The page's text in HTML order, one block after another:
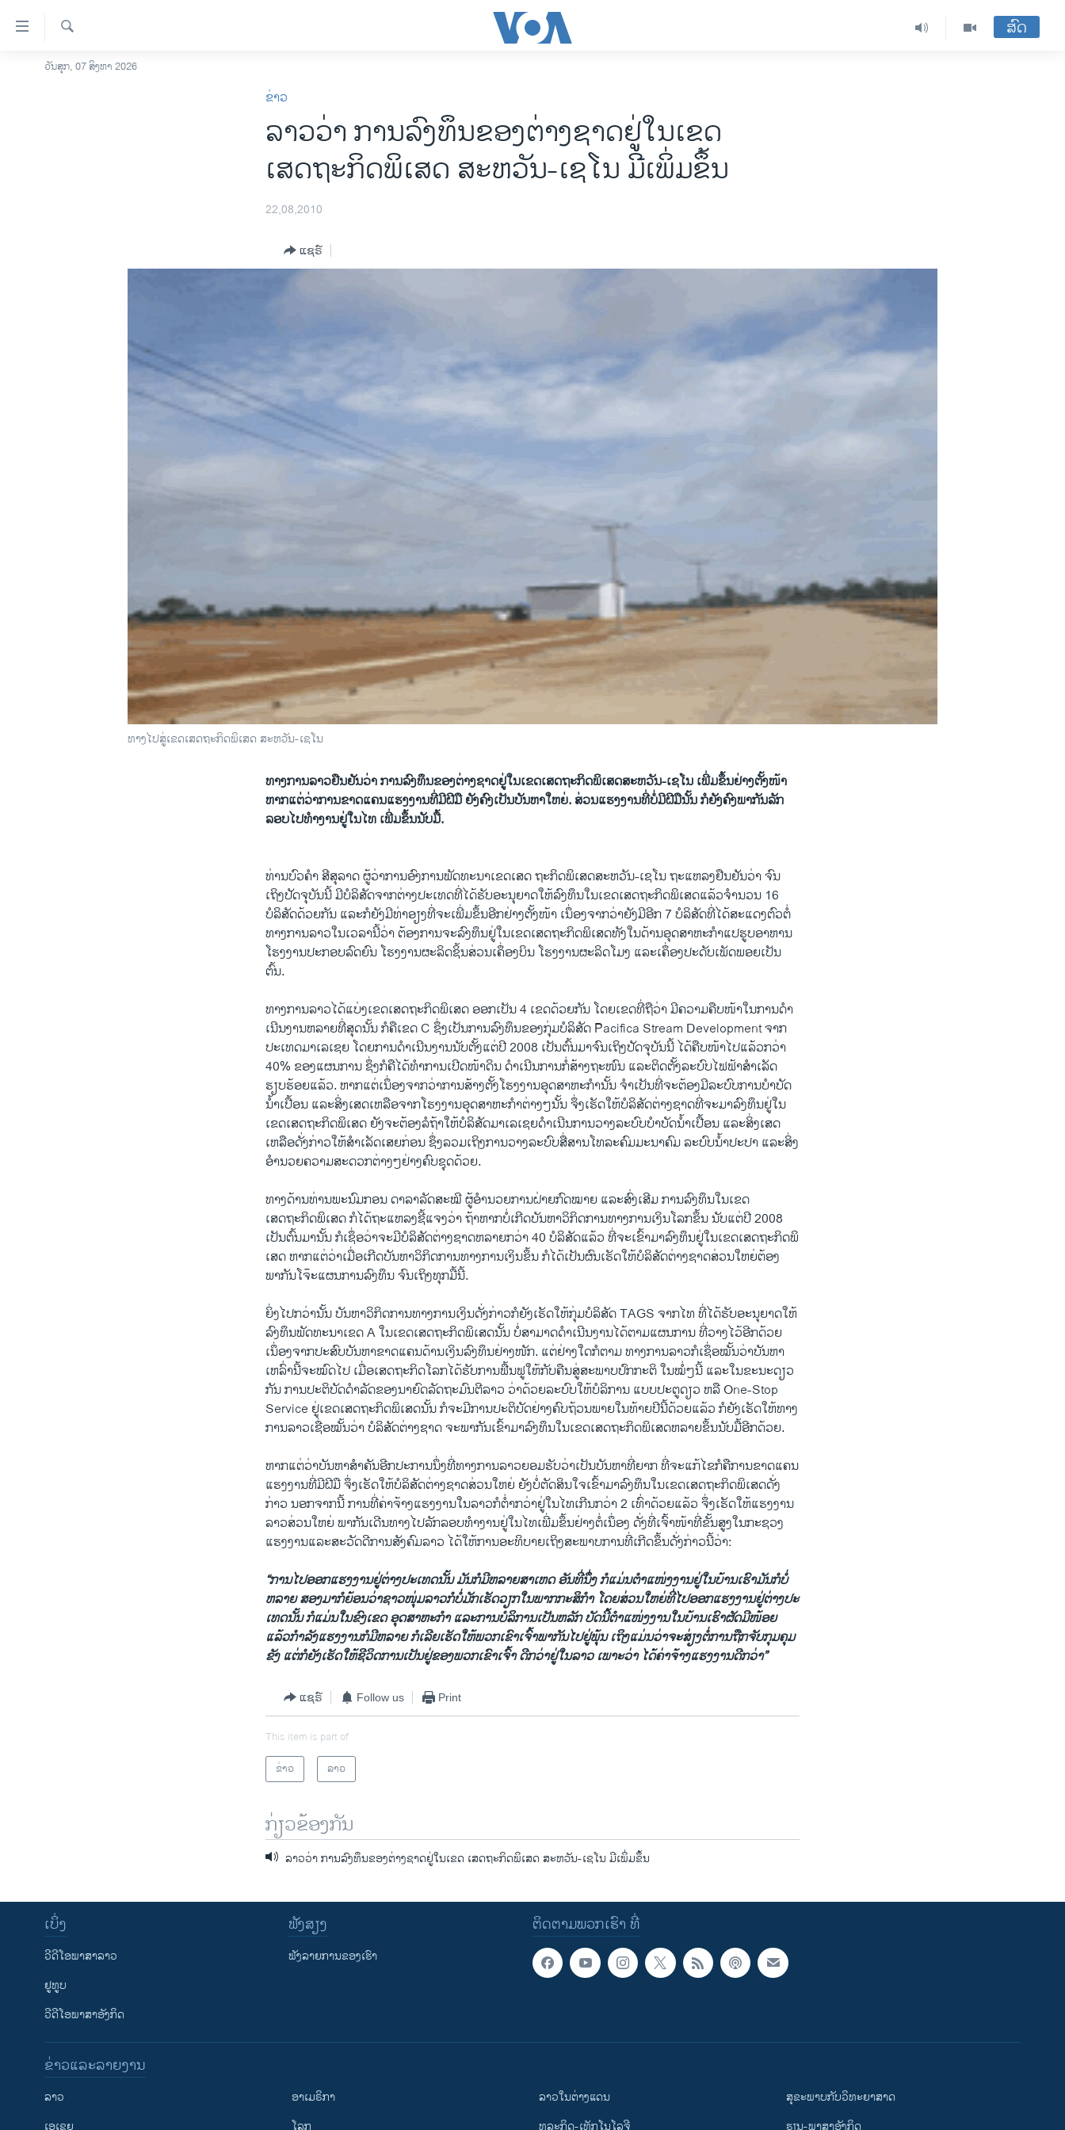
ລິ້ງ
ສຳຫລັບ
ໂຮມເພຈ
ວິທະຍາສາດ-ເທັກໂນໂລຈີ
ຄົ້ນຫາ
ສົດ
ວັນສຸກ, 07 ສິງຫາ 2026
ຂ່າວ
ລາວວ່າ ການລົງທຶນຂອງຕ່າງຊາດຢູ່ໃນເຂດ
ເສດຖະກິດພິເສດ ສະຫວັນ-ເຊໂນ ມີເພິ່ມຂຶ້ນ
22,08,2010
ແຊຣ໌
ທາງໄປສູ່ເຂດເສດຖະກິດພິເສດ ສະຫວັນ-ເຊໂນ
ທາງ​ການ​ລາວ​ຢືນຢັນ​ວ່າ ການ​ລົງ​ທຶນ​ຂອງ​ຕ່າງ​ຊາດ​ຢູ່​ໃນ​ເຂດ​​ເສດຖະກິດ​ພິ​ເສດ​ສະຫວັນ-​ເຊ​ໂນ ​ເພີ່ມ​ຂຶ້ນຢ່າງ​ຕັ້ງໜ້າ
ຫາກ​ແຕ່​ວ່າການ​ຂາດ​ແຄນ​ແຮງ​ງານ​ທີ່​ມີ​ຝີ​ມື ຍັງ​ຄົງ​ເປັນ​ບັນຫາ​ໃຫຍ່. ສ່ວນ​ແຮງ​ງານ​ທີ່ບໍ່​ມີ​ຝີ​ມື​ນັ້ນ ​ກໍ​ຍັງ​ຄົງ​ພາກັນ​ລັກ
ລອບ​ໄປ​ທໍາ​ງານ​ຢູ່ໃນ​ໄທ ​ເພີ່ມ​ຂຶ້ນນັບ​ມື້.
ທ່ານ​ບົວ​ຄໍາ ສີ​ສຸລາ​ດ ຜູ້ວ່າການ​ອົງການ​ພັດທະນາ​ເຂດ​ເສ​ດ ຖະກິດ​ພິ​ເສດ​ສະຫວັນ-​ເຊ​ໂນ ຖະ​ແຫລ​ງຢືນຢັນ​ວ່າ ຈົນ​
ເຖິງ​ປັດຈຸ​ບັນ​ນີ້ ມີ​ບໍລິສັດ​ຈາກ​ຕ່າງປະ​ເທດ​ທີ່​ໄດ້​ຮັບ​ອະນຸຍາດ​ໃຫ້​ລົງທຶນ​ໃນ​ເຂດ​ເສດຖະກິດ​ພິ​ເສດ​ແລ້ວ​ຈໍານວນ 16
ບໍລິສັດ​ດ້ວຍ​ກັນ ​ແລະ​ກໍ​ຍັງ​ມີ​ທ່າ​ອຽງ​ທີ່​ຈະ​ເພີ່ມ​ຂຶ້ນອີກ​ຢ່າງ​ຕັ້ງໜ້າ ​ເນຶ່ອງຈາກ​ວ່າ​ຍັງ​ມີ​ອີກ 7 ບໍລິສັດ​ທີ່​ໄດ້​ສະ​ແດງ​ຕົວ​ຕໍ່​
ທາງ​ການ​ລາວ​ໃນ​ເວລາ​ນີ້​ວ່າ ​ຕ້ອງ​ການ​ຈະ​ລົງທຶນ​ຢູ່​ໃນ​ເຂດເສ​ດຖະກິດ​ພິ​ເສດ​ທັງ​ໃນ​ດ້ານ​ອຸດສາ​ຫະກໍາ​ແປ​ຮູບ​ອາຫານ ​
ໂຮງງານ​ປະກອບ​ລົດຍົນ ​ໂຮງງານ​ຜະ​ລິດ​ຊິ້ນ​ສ່ວນ​ເຄຶ່ອງບິນ ​ໂຮງງານ​ຜະລິດ​ໂມງ ​ແລະ​ເຄຶ່ອງປະດັບ​ເພັດ​ພອຍ​ເປັນ​
ຕົ້ນ.
ທາງ​ການ​ລາວ​ໄດ້​ແບ່ງ​ເຂດ​ເສດຖະກິດ​ພິ​ເສດ ​ອອກ​ເປັນ 4 ​ເຂດ​ດ້ວຍ​ກັນ ​ໂດຍ​ເຂດ​ທີ່​ຖື​ວ່າ ​ມີ​ຄວາມ​ຄື​ບໜ້າ​ໃນ​ການ​ດຳ​
ເນີນ​ງານ​ຫລາຍ​ທີ່​ສຸດ​ນັ້ນ ກໍ​ຄື​ເຂດ C ຊຶ່ງ​ເປັນ​ການ​ລົງທຶນ​ຂອງ​ກຸ່ມ​ບໍລິສັດ Pacifica Stream Development ຈາກ​
ປະ​ເທດ​ມາ​ເລເຊຍ ​ໂດຍ​ການ​ດຳ​ເນີນ​ງານ​ນັບ​ຕັ້ງ​ແຕ່​ປີ 2008 ​ເປັນ​ຕົ້ນ​ມາ​ຈົນ​ເຖິງ​ປັດຈຸບັນ​ນີ້ ​ໄດ້​ຄືບ​ໜ້າ​ໄປ​ແລ້ວກວ່າ
40% ຂອງ​ແຜນການ ຊຶ່ງ​ກໍ​ຄື​ໄດ້​ທຳ​ການ​ເປີດ​ໜ້າດິນ ດຳ​ເນີນ​ການກໍ່ສ້າງ​ຖະໜົນ ​ແລະ​ຕິດ​ຕັ້ງ​ລະບົບ​ໄຟຟ້າສໍາ​ເລັດ​
ຮຽບຮ້ອຍ​ແລ້ວ. ຫາກ​ແຕ່​ເນຶ່ອງຈາກ​ວ່າການ​ສ້າງ​ຕັ້ງ​ໂຮງງານ​ອຸດສາຫະກໍາ​ນັ້ນ ຈໍາ​ເປັນ​ທີ່​ຈະ​ຕ້ອງ​ມີ​ລະບົບ​ການ​ບໍາບັດ​
ນໍ້າ​ເປື້ອນ ​ແລະ​ສິ່ງ​ເສດ​ເຫລື​ອຈາກ​ໂຮງງານ​ອຸດສາຫະກໍາ​ຕ່າງໆ​ນັ້ນ ຈຶ່ງ​ເຮັດ​ໃຫ້​ບໍລິສັດ​ຕ່າງ​ຊາດ​ທີ່​ຈະ​ມາ​ລົງທຶນ​ຢູ່​ໃນ​
ເຂດ​ເສດ​ຖະກິດ​ພິ​ເສດ​ ຍັງ​ຈະ​ຕ້ອງ​ລໍຖ້າ​ໃຫ້​ບໍລິສັດ​ມາ​ເລ​ເຊຍ​ດໍາເນີນ​ການ​ວາງ​ລະບົບ​ບໍາບັດ​ນໍ້າ​ເປື້ອນ ​ແລະ​ສິ່ງ​ເສດ​
ເຫລືອ​ດັ່ງກ່າວ​ໃຫ້​ສໍາ​ເລັດ​ເສຍ​ກ່ອນ ຊຶ່ງ​ລວມ​ເຖິງ​ການວາງລະບົບ​ສື່ສານ​ໂທລະ​ຄົມມະນາຄົມ ລະບົບ​ນໍ້າ​ປະປາ ​ແລະ​ສິ່ງ​
ອໍານວຍ​ຄວາມ​ສະດວກ​ຕ່າງໆ​ຢ່າງ​ຄົບ​ຊຸດ​ດ້ວຍ.
ທາງ​ດ້ານ​ທ່ານ​ພະນົມ​ກອນ ດາລາ​ລັດສະໝີ ຜູ້​ອໍ​ານວຍ​ການ​ຝ່າຍ​ກົດໝາຍ ​ແລະ​ສົ່ງ​ເສີມ ​ການ​ລົງທຶນ​ໃນ​ເຂດ​
ເສດຖະກິດ​ພິ​ເສດ ກໍ​ໄດ້​ຖະ​ແຫລ​ງຊີ້​ແຈງ​ວ່າ ຖ້າ​ຫາກ​ບໍ່​ເກີດ​ບັນຫາ​ວິ​ກິດ​ການ​ທາ​ງການ​ເງິນ​ໂລກ​ຂຶ້ນ ນັບ​ແຕ່​ປີ 2008 ​
ເປັນ​ຕົ້ນ​ມາ​ນັ້ນ ກໍ​ເຊຶ່ອວ່າ​ຈະ​ມີ​ບໍລິສັດ​ຕ່າງ​ຊາດ​ຫລາຍ​ກວ່າ 40 ບໍລິສັດ​ແລ້ວ ​ທີ່​ຈະ​ເຂົ້າມາ​ລົງທຶນ​ຢູ່​ໃນເຂດ​ເສດຖະກິດ​ພິ​
ເສດ ຫາກ​ແຕ່​ວ່າ​ເມື່ອ​ເກີດ​ບັນຫາ​ວິ​ກິດ​ການ​ທາງ​ການ​ເງິນ​ຂຶ້ນ ກໍ​ໄດ້​ເປັນ​ຜົນ​ເຮັດ​ໃຫ້​ບໍລິສັດຕ່າງ​ຊາດ​ສ່ວນ​ໃຫຍ່​ຕ້ອງ​
ພາກັນ​ໂຈ໊ະ​ແຜນການ​ລົງທຶນ​ ຈົນ​ເຖິງ​ທຸກ​ມື້​ນີ້.
ຍິ່ງ​ໄປ​ກວ່າ​ນັ້ນ ບັນຫາ​ວິ​ກິດ​ການ​ທາງ​ການ​ເງິນ​ດັ່ງກ່າວ​ກໍ​ຍັງ​ເ​ຮັດ​ໃຫ້​ກຸ່ມ​ບໍລິສັດ TAGS ຈາກ​ໄທ​ ທີ່​ໄດ້ຮັບອະນຸຍາດ​ໃຫ້​
ລົງທຶນ​ພັດທະນາ​ເຂດ A ​ໃນ​ເຂດ​ເສດຖະກິດ​ພິ​ເສດ​ນັ້ນ ບໍ່​ສາມາດ​ດໍາ​ເນີນ​ງານ​ໄດ້​ຕາມ​ແຜນການ ທີ່​ວາງ​ໄວ້​ອີກ​ດ້ວຍ ​
ເນຶ່ອງຈາກ​ປະສົບ​ບັນຫາ​ຂາດແຄນ​ດ້ານ​ເງິນ​ລົງ​ທຶນ​ຢ່າງ​ໜັກ. ​ແຕ່​ຢ່າງ​ໃດ​ກໍ​ຕາມ ທາງການລາວ​ກໍ​ເຊຶ່ອໝັ້ນ​ວ່າ​ບັນຫາ​
ເຫລົ່າ​ນີ້​ຈະ​ໝົດໄປ ​ເມື່ອ​ເສດ​ຖະກິດ​ໂລກ​ໄດ້​ຮັບ​ການ​ຟື້ນ​ຟູ​ໃຫ້​ກັບ​ຄືນ​ສູ່​ສະພາບ​ປົກກະຕິ ​ໃນ​ໝໍ່ໆ​ນີ້ ​ແລະ​ໃນ​ຂະນະ​ດຽວ​
ກັນ ການ​ປະຕິບັດ​ດໍາລັດ​ຂອງ​ນາ​ຍົດ​ລັດຖະມົນຕີ​ລາວ​ ວ່າ​ດ້ວຍ​ລະບົບ​ໃຫ້​ບໍລິການ ​ແບບ​ປະຕູ​ດຽວ ຫລື One-Stop
Service ຢູ່​ເຂດເສດ​ຖະກິດ​ພິ​ເສດ​ນັ້ນ​ ກໍ​ຈະ​ມີ​ການ​ປະຕິບັດ​ຢ່າງ​ຄົບ​ຖ້ວນ​ພາຍ​ໃນ​ທ້າຍ​ປີ​ນີ້​ດ້ວຍແລ້ວ ກໍ​ຍັງ​ເຮັດ​ໃຫ້​ທາງ​
ການ​ລາວ​ເຊື່ອ​ໝັ້ນ​ວ່າ ບໍລິສັດ​ຕ່າງ​ຊາດ​ ຈະ​ພາກັນ​ເຂົ້າມາ​ລົງທຶນ​ໃນ​ເຂດ​ເສດຖະກິດ​ພິ​ເສດຫລາຍ​ຂຶ້ນນັບ​ມື້​ອີກ​ດ້ວຍ.
ຫາກ​ແຕ່​ວ່າ​ບັນຫາ​ສໍາຄັນ​ອີກ​ປະການ​ນຶ່ງ​ທີ່​ທາງ​ການ​ລາວ​ຍອມຮັບ​ວ່າ​ເປັນ​ບັນຫາ​ທີ່​ຍາກ ​ທີ່​ຈະ​ແກ້​ໄຂ​ກໍ​ຄື​ການຂາດແຄນ​
ແຮງ​ງານ​ທີ່​ມີ​ຝີ​ມື ຈຶ່ງ​ເຮັດ​ໃຫ້​ບໍລິສັດ​ຕ່າງ​ຊາດ​ສ່ວນ​ໃຫຍ່ ​ຍັງ​ບໍ່​ຕັດສິນ​ໃຈ​ເຂົ້າມາ​ລົງທຶນ​ໃນ​ເຂດ​ເສດຖະກິດ​ພິ​ເສດດັ່ງ
ກ່າວ​ ນອກຈາກ​ນີ້ ການ​ທີ່​ຄ່າ​ຈ້າງ​ແຮງ​ງານ​ໃນ​ລາວ​ກໍ​ຕໍ່າ​ກວ່າ​ຢູ່​ໃນ​ໄທ​ເກີນ​ກວ່າ 2 ​ເທົ່າ​ດ້ວຍ​ແລ້ວ ຈຶ່ງ​ເຮັດ​ໃຫ້​ແຮງ​ງານ​
ລາວ​ສ່ວນ​ໃຫຍ່ ​ພາກັນ​ເດີນທາງ​ໄປ​ລັກລອບ​ທໍາ​ງານ​ຢູ່​ໃນ​ໄທ​ເພີ່ມ​ຂຶ້ນຢ່າງ​ຕໍ່​ເນຶ່ອງ ດັ່ງ​ທີ່​ເຈົ້າໜ້າ​ທີ່​ຂັ້ນ​ສູງ​ໃນ​ກະຊວງ​
ແຮງ​ງານ​ແລະ​ສະ​ວັດ​ດີກາ​ນສັງຄົມ​ລາວ​ ໄດ້​ໃຫ້ການ​ອະທິບາຍ​ເຖິງສະພາບ​ການ​ທີ່​ເກີດ​ຂຶ້ນດັ່ງກ່າວ​ນີ້​ວ່າ:
“ການ​ໄປ​ອອກ​ແຮງ​ງານ​ຢູ່​ຕ່າງປະ​ເທ​ດນັ້ນ ມັນ​ກໍ​ມີ​ຫລາຍ​ສາ​ເຫດ ອັນ​ທີ່​ນຶ່ງ​ ກໍ​ແມ່ນ​ຕໍາ​ແໜ່​ງງານ​ຢູ່​ໃນ​ບ້ານ​ເຮົາ​ມັນ​ກໍ​ບໍ່​
ຫລາຍ ສອງ​ມາ​ກໍ​ຍ້ອນ​ວ່າ​ຊາວ​ໜຸ່ມ​ລາວ​ກໍ​ບໍ່​ມັກ​ເຮັດ​ວຽກ​ໃນ​ພາກ​ກະສິກໍາ ​ໂດຍ​ສ່ວນ​ໃຫຍ່​ທີ່​ໄປ​ອອກ​ແຮງ​ງານ​ຢູ່​ຕ່າງປະ​
ເທດ​ນັ້ນ ກໍ​ແມ່ນ​ໃນ​ຂົງ​ເຂດ ອຸດສາຫະກໍາ ​ແລະ​ການ​ບໍລິການ​ເປັນ​ຫລັກ ບັດ​ນີ້​ຕໍາ​ແໜ່​ງງານ​ໃນ​ບ້ານ​ເຮົາຜັດ​ມີ​ໜ້ອຍ​
ແລ້ວ​ກໍ​າລັງ​ແຮງ​ງານ​ກໍ​ມີ​ຫລາຍ ກໍ​ເລີຍ​ເຮັດ​ໃຫ້​ພວກ​ເຂົາ​ເຈົ້າພາກັນ​ໄປ​ຢູ່​ພຸ້ນ ​ເຖິງ​ແມ່ນ​ວ່າ​ຈະ​ສ່ຽງ​ຕໍ່​ການ​ຖືກ​ຈັບ​ກຸມ​ຄຸມ​
ຂັງ ​ແຕ່​ກໍ​ຍັງ​ເຮັດ​ໃຫ້​ຊີວິດ​ການ​ເປັນ​ຢູ່​ຂອງ​ພວກ​ເຂົາ​ເຈົ້າ ດີກ​ວ່າ​ຢູ່​ໃນ​ລາວ ​ເພາະວ່າ ໄດ້​ຄ່າ​ຈ້າງ​ແຮງ​ງານ​ດີກ​ວ່າ”
ແຊຣ໌ Follow us Print
This item is part of
ຂ່າວ
ລາວ
ກ່ຽວຂ້ອງກັນ
ລາວວ່າ ການລົງທຶນຂອງຕ່າງຊາດຢູ່ໃນເຂດ ເສດຖະກິດພິເສດ ສະຫວັນ-ເຊໂນ ມີເພິ່ມຂຶ້ນ
ຕິດຕາມພວກເຮົາ ທີ່
ເບິ່ງ
ວີດີໂອພາສາລາວ
ຢູທູບ
ວີດີໂອພາສາອັງກິດ
ຟັງສຽງ
ຟັງລາຍການຂອງເຮົາ
ຂ່າວແລະລາຍງານ
ລາວ
ເອເຊຍ
ອາເມຣິກາ
ໂລກ
ລາວໃນຕ່າງແດນ
ທຸລະກິດ-ເທັກໂນໂລຈີ
ສຸຂະພາບກັບວິທະຍາສາດ
ຮຽນ-ພາສາອັງກິດ